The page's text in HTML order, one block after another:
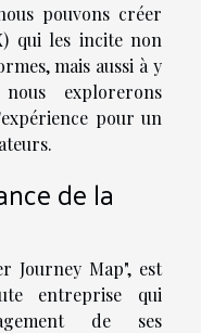
pouvons créer
qui les incite non
mais aussi à y
explorerons
pour un
de la
Journey Map", est
entreprise qui
de ses